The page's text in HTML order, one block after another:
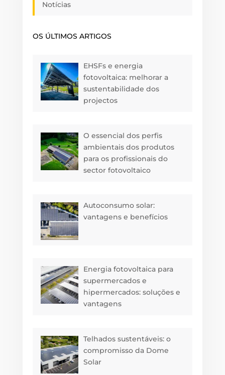
Notícias
OS ÚLTIMOS ARTIGOS
EHSFs e energia
fotovoltaica: melhorar a
sustentabilidade dos
projectos
O essencial dos perfis
ambientais dos produtos
para os profissionais do
sector fotovoltaico
Autoconsumo solar:
vantagens e benefícios
Energia fotovoltaica para
supermercados e
hipermercados: soluções e
vantagens
Telhados sustentáveis: o
compromisso da Dome
Solar